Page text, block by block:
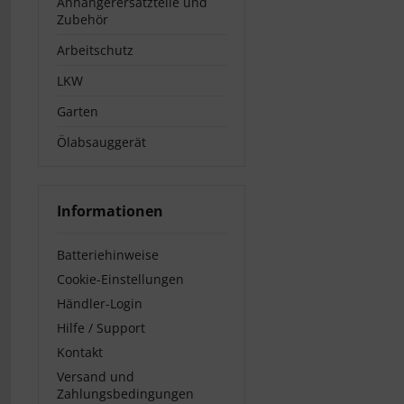
Zubehör
Arbeitschutz
LKW
Garten
Ölabsauggerät
Informationen
Batteriehinweise
Cookie-Einstellungen
Händler-Login
Hilfe / Support
Kontakt
Versand und
Zahlungsbedingungen